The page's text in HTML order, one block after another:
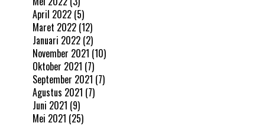
April 2022 (5)
Maret 2022 (12)
Januari 2022 (2)
November 2021 (10)
Oktober 2021 (7)
September 2021 (7)
Agustus 2021 (7)
Juni 2021 (9)
Mei 2021 (25)